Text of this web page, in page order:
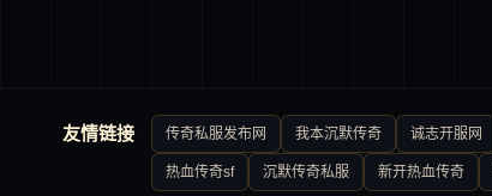
友情链接 传奇私服发布网 我本沉默传奇 诚志开服网
热血传奇sf 沉默传奇私服 新开热血传奇